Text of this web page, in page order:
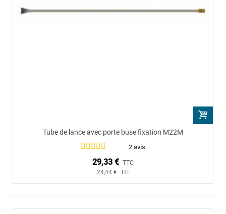
Tube de lance avec porte buse fixation M22M
2 avis
29,33 € TTC
24,44 € HT